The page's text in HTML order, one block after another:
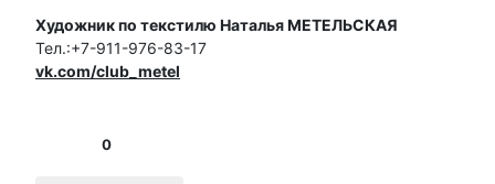
Художник по текстилю Наталья МЕТЕЛЬСКАЯ
Тел.:+7-911-976-83-17
vk.com/club_metel
0